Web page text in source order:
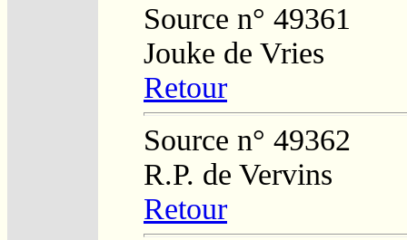
Source n° 49361
Jouke de Vries
Retour
Source n° 49362
R.P. de Vervins
Retour